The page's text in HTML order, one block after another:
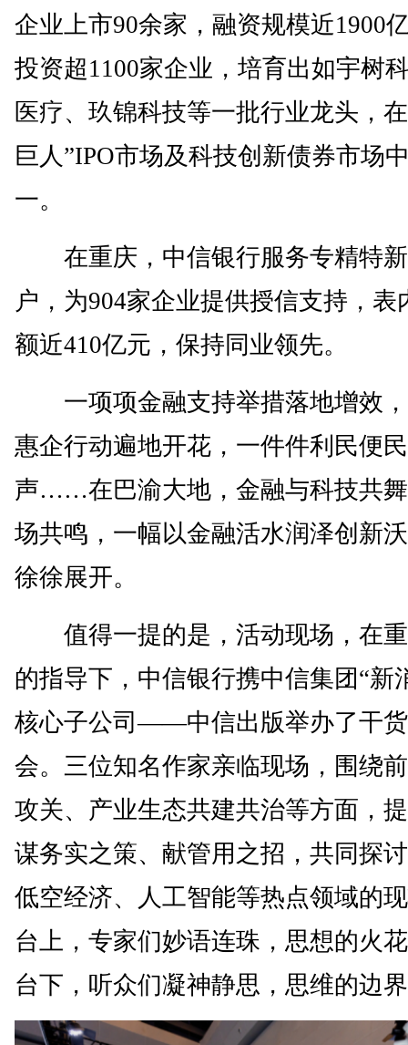
企业上市90余家，融资规模近1900
投资超1100家企业，培育出如宇树
医疗、玖锦科技等一批行业龙头，
巨人”IPO市场及科技创新债券市场
一。
在重庆，中信银行服务专精特新
户，为904家企业提供授信支持，表
额近410亿元，保持同业领先。
一项项金融支持举措落地增效，
惠企行动遍地开花，一件件利民便
声……在巴渝大地，金融与科技共
场共鸣，一幅以金融活水润泽创新
徐徐展开。
值得一提的是，活动现场，在重
的指导下，中信银行携中信集团“新
核心子公司——中信出版举办了干
会。三位知名作家亲临现场，围绕
攻关、产业生态共建共治等方面，
谋务实之策、献管用之招，共同探
低空经济、人工智能等热点领域的
台上，专家们妙语连珠，思想的火
台下，听众们凝神静思，思维的边